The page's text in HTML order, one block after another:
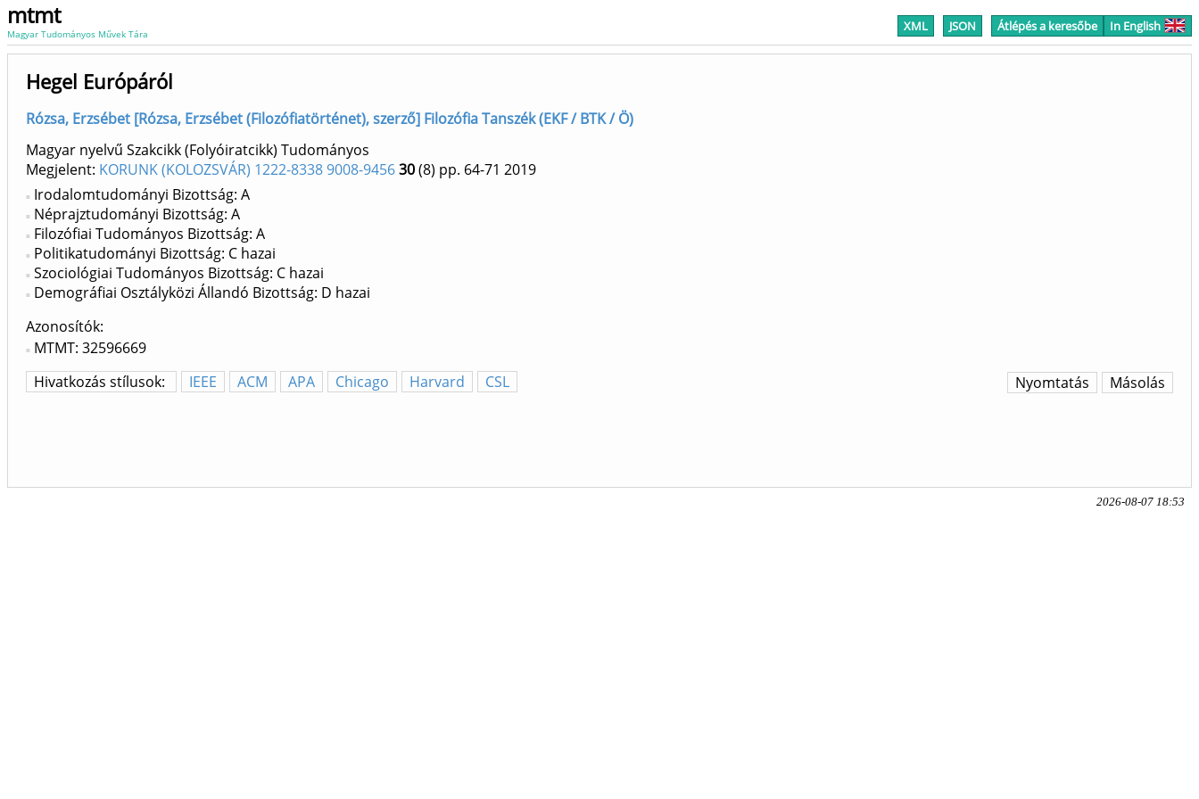
mtmt
Magyar Tudományos Művek Tára XML JSON Átlépés a keresőbe In English
Hegel Európáról
Rózsa, Erzsébet [Rózsa, Erzsébet (Filozófiatörténet), szerző] Filozófia Tanszék (EKF / BTK / Ö)
Magyar nyelvű Szakcikk (Folyóiratcikk) Tudományos
Megjelent: KORUNK (KOLOZSVÁR) 1222-8338 9008-945630(8) pp. 64-71 2019
Irodalomtudományi Bizottság: A
Néprajztudományi Bizottság: A
Filozófiai Tudományos Bizottság: A
Politikatudományi Bizottság: C hazai
Szociológiai Tudományos Bizottság: C hazai
Demográfiai Osztályközi Állandó Bizottság: D hazai
Azonosítók
MTMT: 32596669
Hivatkozás stílusok:
IEEE ACM APA Chicago Harvard CSL Másolás
Nyomtatás
2026-08-07 18:53